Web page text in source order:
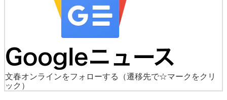
文春オンラインをフォローする
（遷移先で☆マークをクリ
ック）